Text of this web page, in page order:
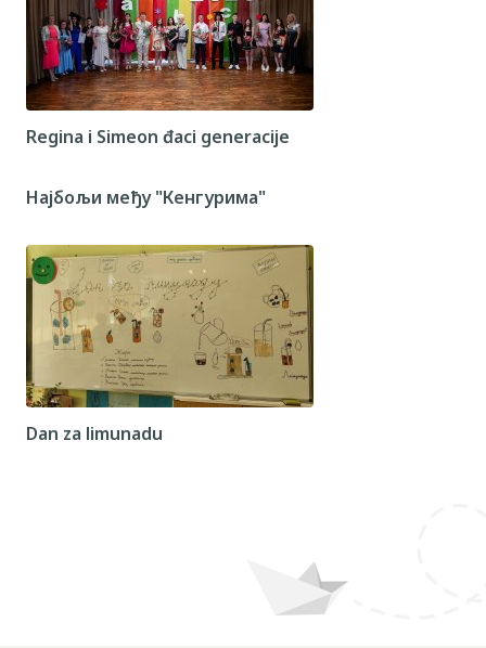
Regina i Simeon đaci generacije
Најбољи међу "Кенгурима"
Dan za limunadu